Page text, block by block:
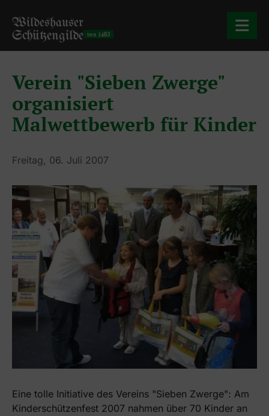
Wildeshauser
Schützengilde von 1403
Verein "Sieben Zwerge"
organisiert
Malwettbewerb für Kinder
Freitag, 06. Juli 2007
Eine tolle Initiative des Vereins "Sieben Zwerge": Am
Kinderschützenfest 2007 nahmen über 70 Kinder an